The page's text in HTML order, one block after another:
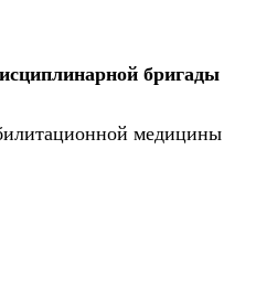
бригады
медицины